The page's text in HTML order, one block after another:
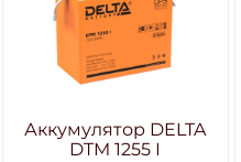
Аккумулятор DELTA
DTM 1255 I